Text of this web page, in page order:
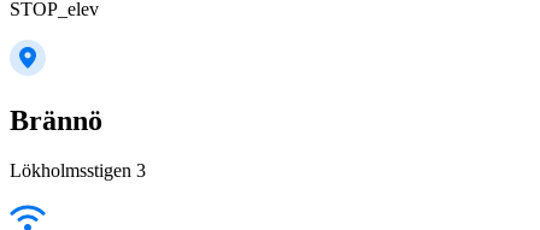
STOP_elev
Brännö
Lökholmsstigen 3